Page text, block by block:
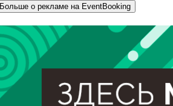
Больше о рекламе на EventBooking